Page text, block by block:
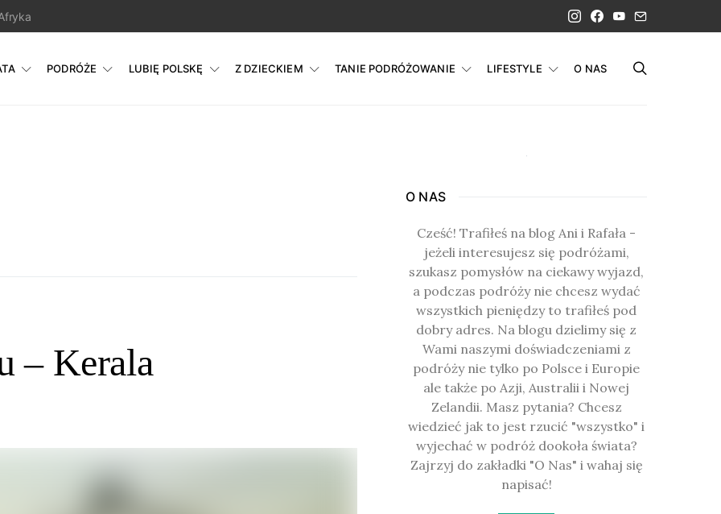
PODRÓŻE LUBIĘ POLSKĘ Z DZIECKIEM TANIE PODRÓŻOWANIE LIFESTYLE O NAS
– Kerala
O NAS
Cześć! Trafiłeś na blog Ani i Rafała -
jeżeli interesujesz się podróżami,
szukasz pomysłów na ciekawy wyjazd,
a podczas podróży nie chcesz wydać
wszystkich pieniędzy to trafiłeś pod
dobry adres. Na blogu dzielimy się z
Wami naszymi doświadczeniami z
podróży nie tylko po Polsce i Europie
ale także po Azji, Australii i Nowej
Zelandii. Masz pytania? Chcesz
wiedzieć jak to jest rzucić "wszystko" i
wyjechać w podróż dookoła świata?
Zajrzyj do zakładki "O Nas" i wahaj się
napisać!